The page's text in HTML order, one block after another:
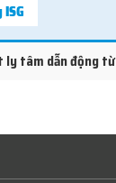
ly tâm dẫn động từ